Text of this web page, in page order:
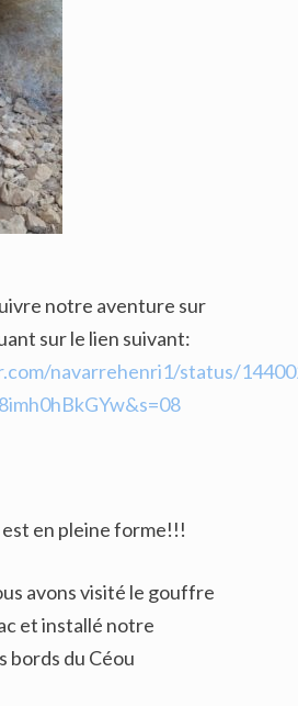
notre aventure sur
sur le lien suivant:
navarrehenri1/status/
en pleine forme!!!
avons visité le gouffre
et installé notre
bords du Céou